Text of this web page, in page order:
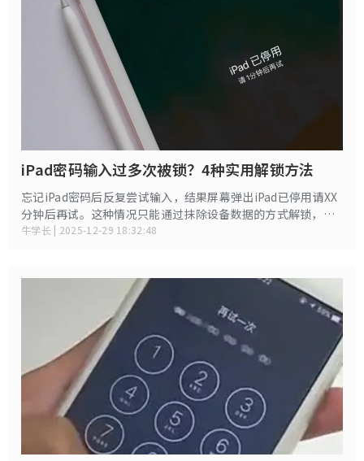
iPad密码输入过多次被锁？4种实用解锁方法
忘记iPad密码后反复尝试输入，结果屏幕弹出iPad已停用请XX
分钟后再试。这种情况只能通过抹除设备数据的方式解锁，若
之前有 iCloud 或电脑备份，后续可恢复数据，以下是4种的可
牛学长 | 2025-12-29 18:32:48